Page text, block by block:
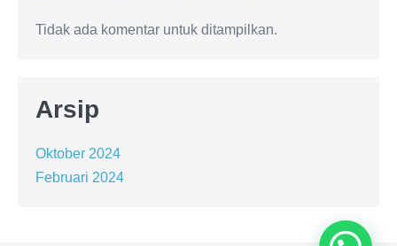
Tidak ada komentar untuk ditampilkan.
Arsip
Oktober 2024
Februari 2024